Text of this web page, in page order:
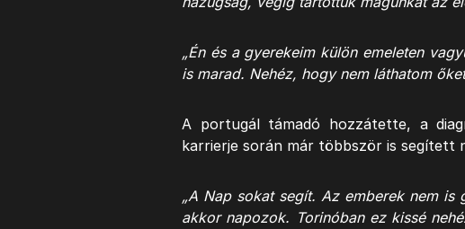
„Én és a gyerekeim külön emeleten
is marad. Nehéz, hogy nem láthatom
A portugál támadó hozzátette, a
karrierje során már többször is segített
„A Nap sokat segít. Az emberek nem is
akkor napozok. Torinóban ez kissé